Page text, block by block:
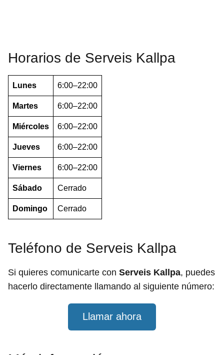
Horarios de Serveis Kallpa
Lunes 6:00–22:00
Martes 6:00–22:00
Miércoles 6:00–22:00
Jueves 6:00–22:00
Viernes 6:00–22:00
Sábado Cerrado
Domingo Cerrado
Teléfono de Serveis Kallpa
Si quieres comunicarte con Serveis Kallpa, puedes
hacerlo directamente llamando al siguiente número:
Llamar ahora